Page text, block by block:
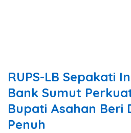
RUPS-LB Sepakati
Bank Sumut
Bupati Asahan Beri
Penuh